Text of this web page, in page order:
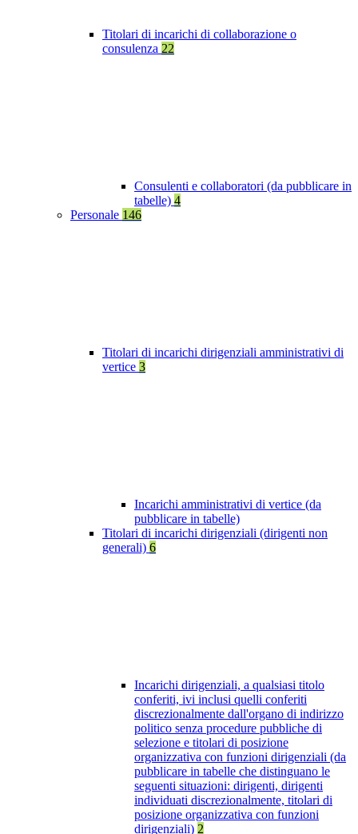
Titolari di incarichi di collaborazione o
consulenza 22
Consulenti e collaboratori (da pubblicare in
tabelle) 4
Personale 146
Titolari di incarichi dirigenziali amministrativi di
vertice 3
Incarichi amministrativi di vertice (da
pubblicare in tabelle)
Titolari di incarichi dirigenziali (dirigenti non
generali) 6
Incarichi dirigenziali, a qualsiasi titolo
conferiti, ivi inclusi quelli conferiti
discrezionalmente dall'organo di indirizzo
politico senza procedure pubbliche di
selezione e titolari di posizione
organizzativa con funzioni dirigenziali (da
pubblicare in tabelle che distinguano le
seguenti situazioni: dirigenti, dirigenti
individuati discrezionalmente, titolari di
posizione organizzativa con funzioni
dirigenziali) 2